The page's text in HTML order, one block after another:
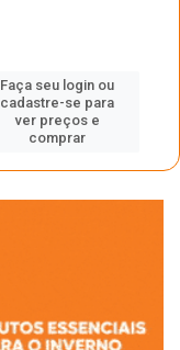
Faça seu login ou
cadastre-se para
ver preços e
comprar